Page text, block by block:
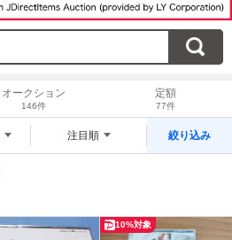
オークション
146件
定額
77件
注目順 絞り込み
10%対象